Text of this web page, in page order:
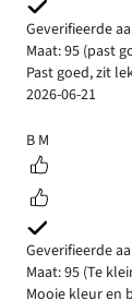
Geverifieerde
Maat: 95 (past
Past goed, zit
2026-06-21
4
B M
Geverifieerde
Maat: 95 (Te
Mooie kleur en